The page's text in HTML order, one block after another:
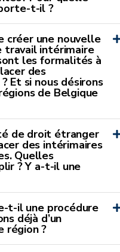
t-il ?
créer une nouvelle
travail intérimaire
les formalités à
des
Et si nous désirons
de Belgique
de droit étranger
des intérimaires
Quelles
? Y a-t-il une
t-il une procédure
déjà d’un
région ?